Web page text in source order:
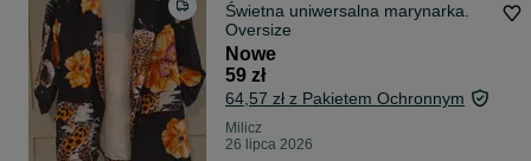
Świetna uniwersalna marynarka.
Oversize
Nowe
59 zł
64,57 zł z Pakietem Ochronnym
Milicz
26 lipca 2026